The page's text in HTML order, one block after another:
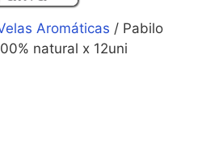
Aromáticas / Pabilo
natural x 12uni